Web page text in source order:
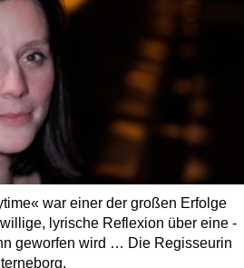
war einer der großen Erfolge
lyrische Reflexion über eine
geworfen wird … Die Regisseurin